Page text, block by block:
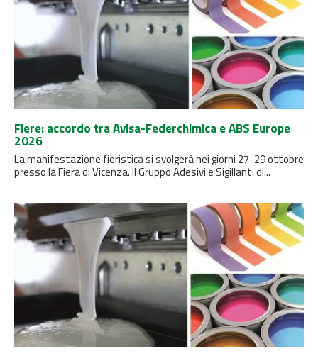
Fiere: accordo tra Avisa-Federchimica e ABS Europe
2026
La manifestazione fieristica si svolgerà nei giorni 27-29 ottobre
presso la Fiera di Vicenza. Il Gruppo Adesivi e Sigillanti di...